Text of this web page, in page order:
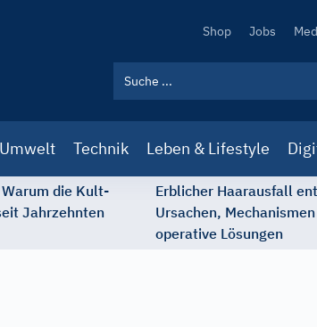
Secondary
Shop Jobs
Technik Leben & Lifestyle
die Kult-
Jahrzehnten
Erblicher Haarausfall
Ursachen,
operative Lösungen